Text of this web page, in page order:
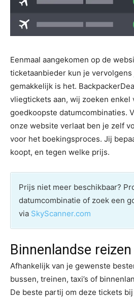
Eenmaal aangekomen op de
ticketaanbieder kun je
gemakkelijk is het.
vliegtickets aan, wij zoeken enkel
goedkoopste datumcombinaties.
onze website verlaat ben je zelf
voor het boekingsproces. Jij
koopt, en tegen welke prijs.
Prijs niet meer beschikbaar?
datumcombinatie of zoek een
via SkyScanner.com
Binnenlandse reizen
Afhankelijk van je gewenste
bussen, treinen, taxi’s of
De beste partij om deze tickets